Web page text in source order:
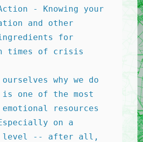
- Knowing your
and other
for
times of crisis
is one of the most
resources
on a
level -- after all,